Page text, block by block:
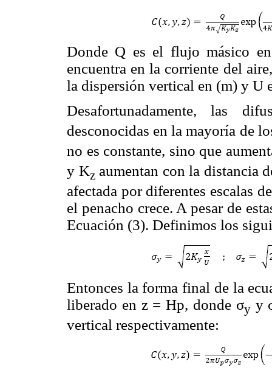
Donde Q es el flujo másico
encuentra en la corriente del
la dispersión vertical en (m) y U
Desafortunadamente, las
desconocidas en la mayoría de
no es constante, sino que
y Kz aumentan con la distancia
afectada por diferentes escalas
el penacho crece. A pesar de
Ecuación (3). Definimos los
Entonces la forma final de la
liberado en z = Hp, donde σyy
vertical respectivamente: